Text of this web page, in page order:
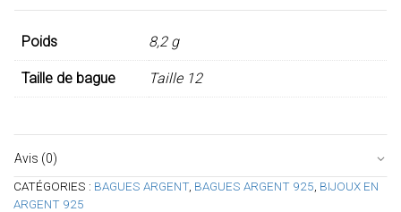
Poids 8,2 g
Taille de bague Taille 12
Avis (0)
CATÉGORIES : BAGUES ARGENT, BAGUES ARGENT 925 BIJOUX EN
ARGENT 925